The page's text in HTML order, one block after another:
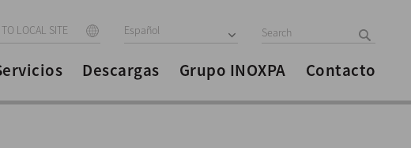
TO LOCAL SITE Español
Descargas Grupo INOXPA Contacto